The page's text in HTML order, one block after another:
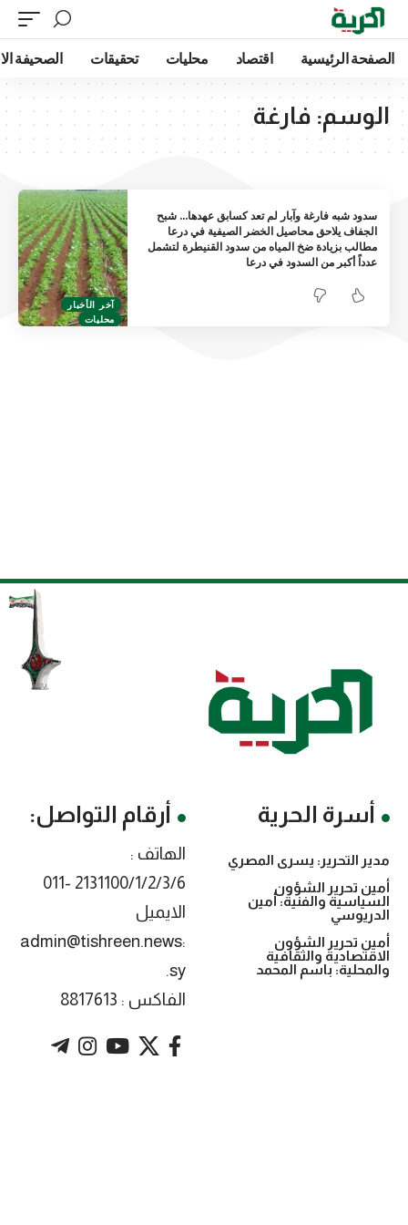
الصفحة الرئيسية اقتصاد محليات تحقيقات الصحيفة
الوسم: فارغة
آخر الأخبار
محليات
سدود شبه فارغة وآبار لم تعد كسابق عهدها… شبح
الجفاف يلاحق محاصيل الخضر الصيفية في درعا
مطالب بزيادة ضخ المياه من سدود القنيطرة لتشمل
عدداً أكبر من السدود في درعا
أسرة الحرية
مدير التحرير: يسرى المصري
أمين تحرير الشؤون
السياسية والفنية: أمين
الدريوسي
أمين تحرير الشؤون
الاقتصادية والثقافية
والمحلية: باسم المحمد
أرقام التواصل:
الهاتف :
2131100/1/2/3/6 -011
الايميل
:admin@tishreen.news
.sy
الفاكس : 8817613